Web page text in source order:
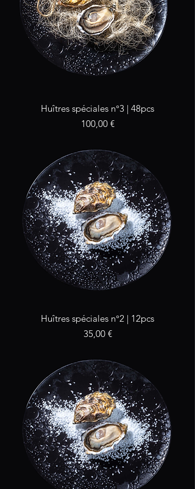
Huîtres spéciales n°3 | 48pcs
Prix
100,00 €
Huîtres spéciales n°2 | 12pcs
Prix
35,00 €